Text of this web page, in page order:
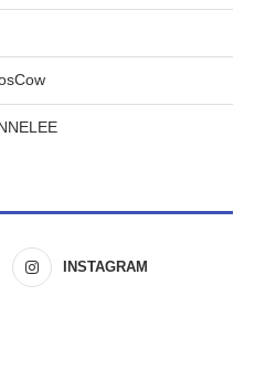
INSTAGRAM